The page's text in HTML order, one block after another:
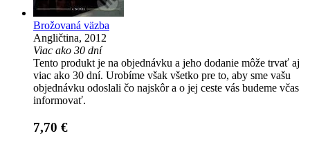
Brožovaná väzba
Angličtina, 2012
Viac ako 30 dní
Tento produkt je na objednávku a jeho dodanie môže trvať aj
viac ako 30 dní. Urobíme však všetko pre to, aby sme vašu
objednávku odoslali čo najskôr a o jej ceste vás budeme včas
informovať.
7,70 €